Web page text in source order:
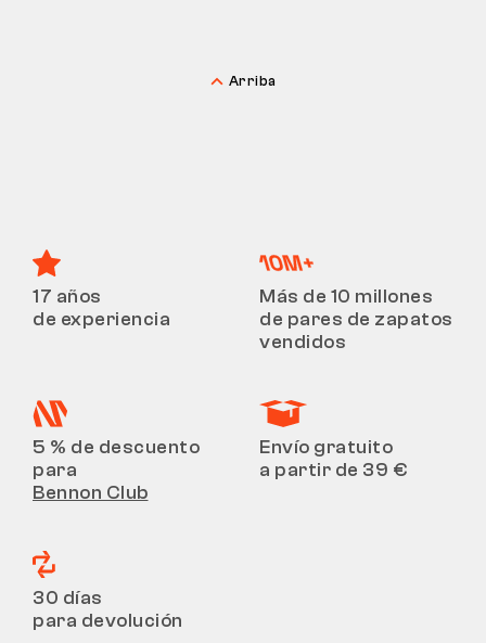
Arriba
17 años
de experiencia
Más de 10 millones
de pares de zapatos
vendidos
5 % de descuento
para
Bennon Club
Envío gratuito
a partir de 39 €
30 días
para devolución